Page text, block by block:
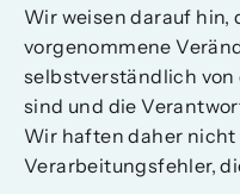
Wir weisen darauf hin,
vorgenommene
selbstverständlich von
sind und die
Wir haften daher
Verarbeitungsfehler,